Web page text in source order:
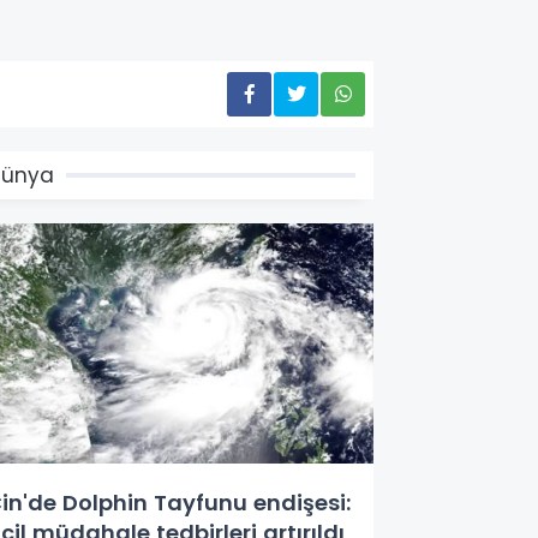
Dolphin Tayfunu endişesi: